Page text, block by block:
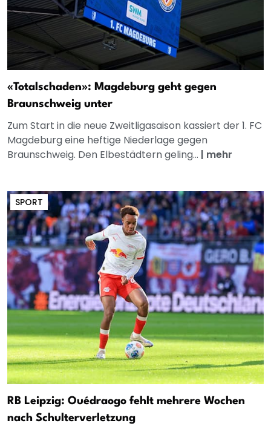
«Totalschaden»: Magdeburg geht gegen
Braunschweig unter
Zum Start in die neue Zweitligasaison kassiert der 1. FC
Magdeburg eine heftige Niederlage gegen
Braunschweig. Den Elbestädtern geling... | mehr
SPORT
RB Leipzig: Ouédraogo fehlt mehrere Wochen
nach Schulterverletzung